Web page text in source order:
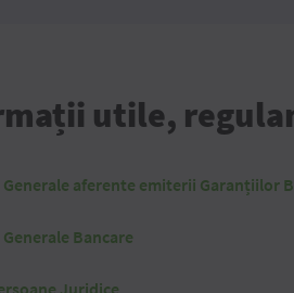
utile,
aferente emiterii Garanțiilor
Bancare
Juridice